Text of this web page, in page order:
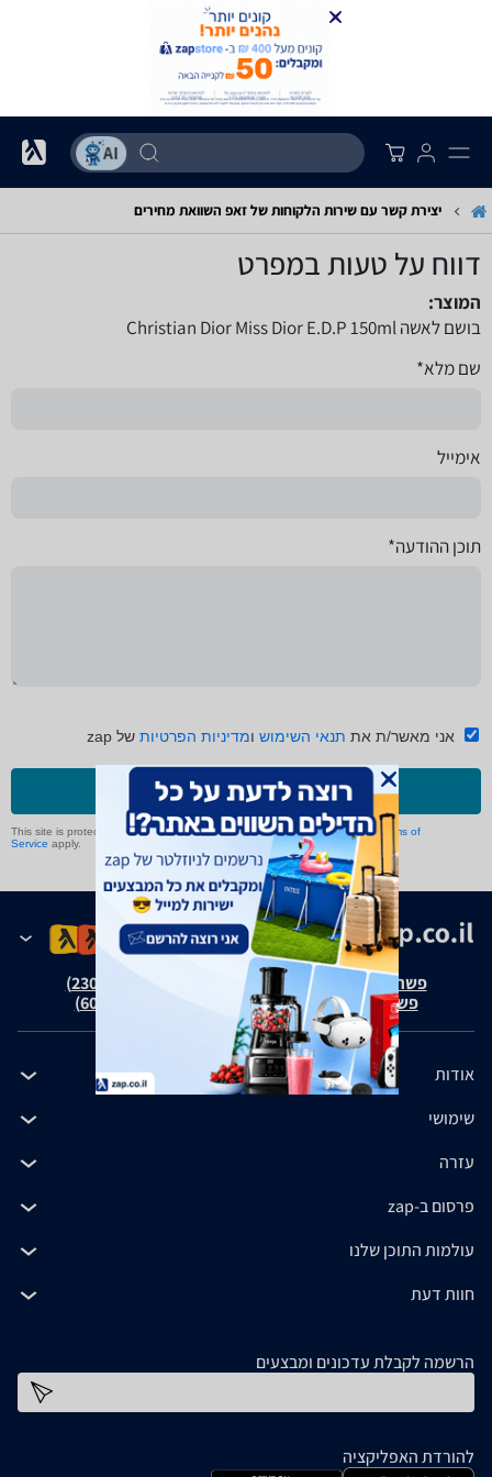
יצירת קשר עם שירות הלקוחות של זאפ השוואת מחירים
דווח על טעות במפרט
המוצר:
בושם לאשה Christian Dior Miss Dior E.D.P 150ml
שם מלא*
אימייל
תוכן ההודעה*
אני מאשר/ת את תנאי השימוש ומדיניות הפרטיות של zap
שליחה
This site is protected by reCAPTCHA and the GooglePrivacy Policyand Terms of
Service apply.
פשרה בת"צ אבנצ'יק נ' זאפ גרופ (ת"צ 23008-08-20)
פשרה בת"צ כהנים נ' זאפ גרופ (ת"צ 60371-12-19)
אודות
שימושי
עזרה
פרסום ב-zap
עולמות התוכן שלנו
חוות דעת
הרשמה לקבלת עדכונים ומבצעים
להורדת האפליקציה